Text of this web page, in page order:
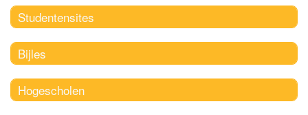
Studentensites
Bijles
Hogescholen